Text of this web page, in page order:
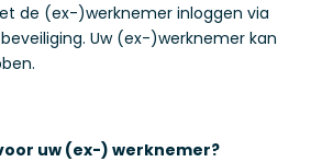
de (ex-)werknemer inloggen via
Uw (ex-)werknemer kan
uw (ex-) werknemer?